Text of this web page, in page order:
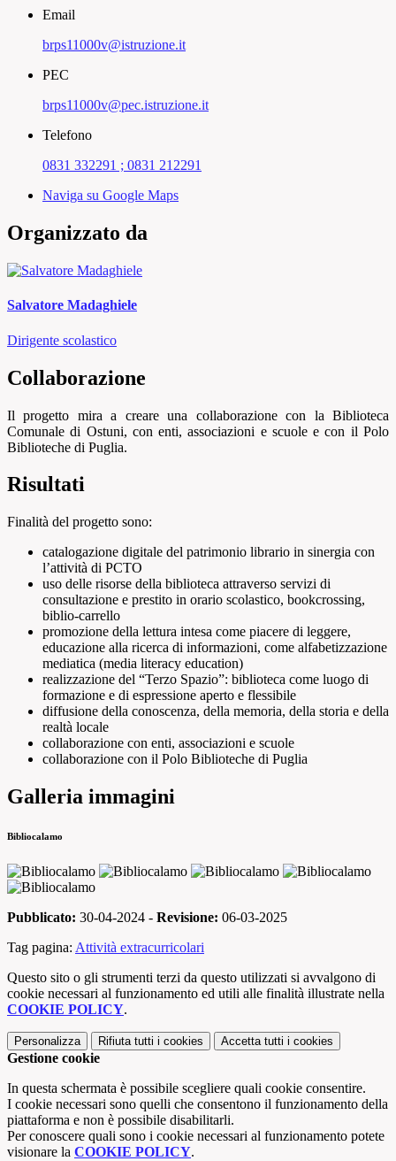
Email
brps11000v@istruzione.it
PEC
brps11000v@pec.istruzione.it
Telefono
0831 332291 ; 0831 212291
Naviga su Google Maps
Organizzato da
Salvatore Madaghiele
Dirigente scolastico
Collaborazione
Il progetto mira a creare una collaborazione con la Biblioteca
Comunale di Ostuni, con enti, associazioni e scuole e con il Polo
Biblioteche di Puglia.
Risultati
Finalità del progetto sono:
catalogazione digitale del patrimonio librario in sinergia con
l’attività di PCTO
uso delle risorse della biblioteca attraverso servizi di
consultazione e prestito in orario scolastico, bookcrossing,
biblio-carrello
promozione della lettura intesa come piacere di leggere,
educazione alla ricerca di informazioni, come alfabetizzazione
mediatica (media literacy education)
realizzazione del “Terzo Spazio”: biblioteca come luogo di
formazione e di espressione aperto e flessibile
diffusione della conoscenza, della memoria, della storia e della
realtà locale
collaborazione con enti, associazioni e scuole
collaborazione con il Polo Biblioteche di Puglia
Galleria immagini
Bibliocalamo
Pubblicato: 30-04-2024 - Revisione: 06-03-2025
Tag pagina: Attività extracurricolari
Questo sito o gli strumenti terzi da questo utilizzati si avvalgono di
cookie necessari al funzionamento ed utili alle finalità illustrate nella
COOKIE POLICY.
Personalizza Rifiuta tutti i cookies Accetta tutti i cookies
Gestione cookie
In questa schermata è possibile scegliere quali cookie consentire.
I cookie necessari sono quelli che consentono il funzionamento della
piattaforma e non è possibile disabilitarli.
Per conoscere quali sono i cookie necessari al funzionamento potete
visionare la COOKIE POLICY.